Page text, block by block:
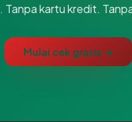
kartu kredit.
Mulai cek gratis →